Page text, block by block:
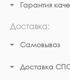
Гарантия
Доставка:
Самовывоз
Доставка